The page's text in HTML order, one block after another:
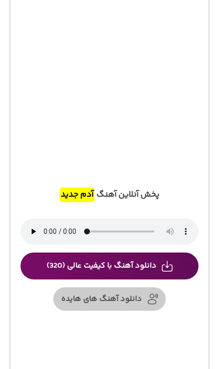
پخش آنلاین آهنگ آدم جدید
دانلود آهنگ با کیفیت عالی (320)
دانلود آهنگ های هایده